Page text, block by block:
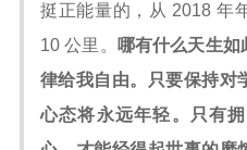
挺正能量的，从 2018 年
10 公里。
哪有什么天生如
律给我自由。只要保持对
心态将永远年轻。只有